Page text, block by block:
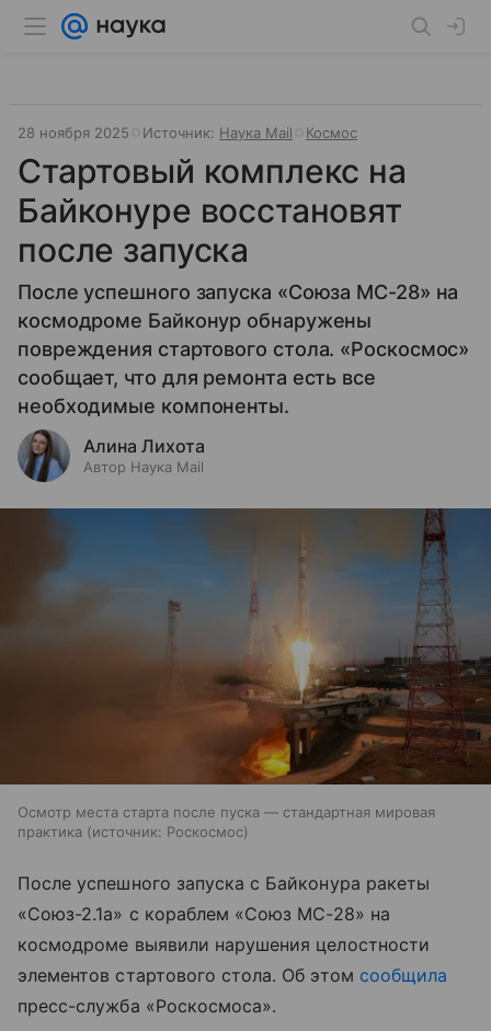
28 ноября 2025 Источник: Наука Mail Космос
Стартовый комплекс на
Байконуре восстановят
после запуска
После успешного запуска «Союза МС-28» на
космодроме Байконур обнаружены
повреждения стартового стола. «Роскосмос»
сообщает, что для ремонта есть все
необходимые компоненты.
Алина Лихота
Автор Наука Mail
Осмотр места старта после пуска — стандартная мировая
практика
источник: Роскосмос
После успешного запуска с Байконура ракеты
«Союз-2.1а» с кораблем «Союз МС-28» на
космодроме выявили нарушения целостности
элементов стартового стола. Об этом сообщила
пресс-служба «Роскосмоса».